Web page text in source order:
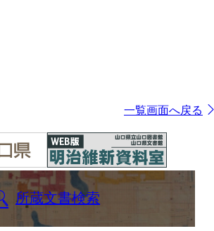
一覧画面へ戻る
所蔵文書検索